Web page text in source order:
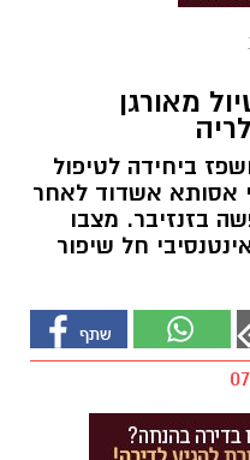
מאורגן
אושפז ביחידה לטיפול
אסותא אשדוד לאחר
בזנזיבר. מצבו
חל שיפור